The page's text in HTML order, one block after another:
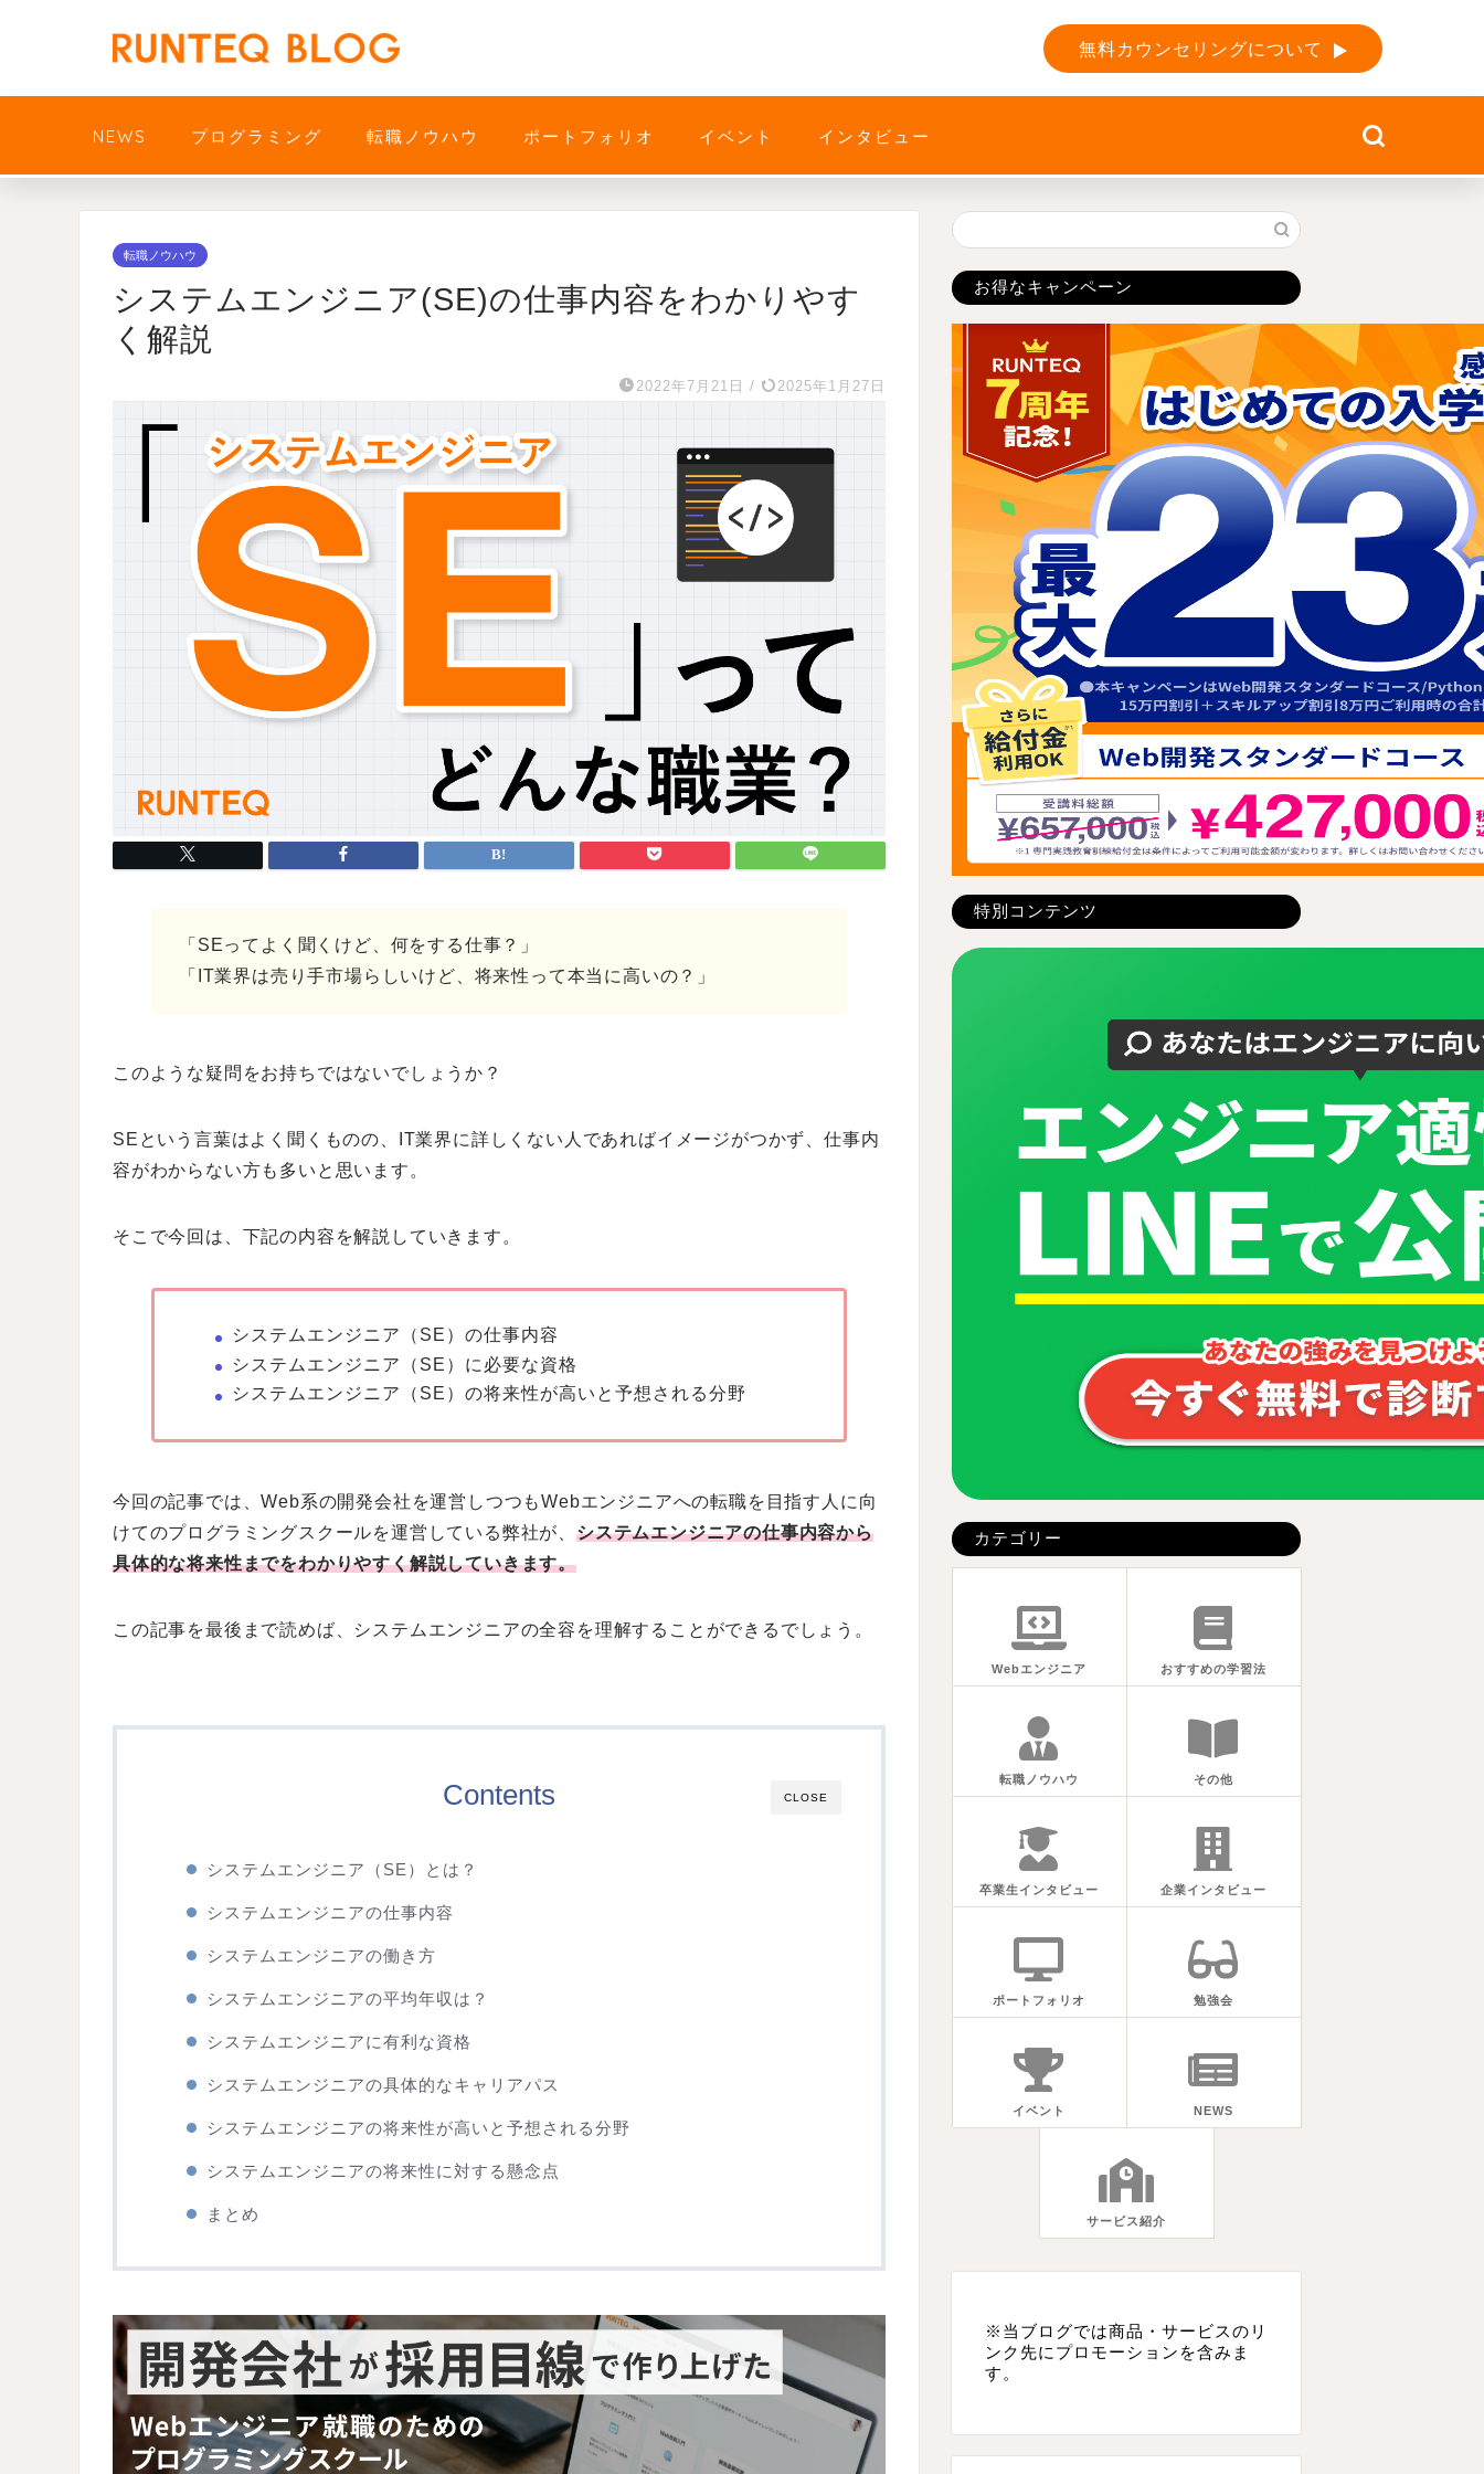
無料カウンセリングについて
NEWS プログラミング 転職ノウハウ ポートフォリオ イベント インタビュー
転職ノウハウ
システムエンジニア(SE)の仕事内容をわかりやす
く解説
2022年7月21日 / 2025年1月27日
「SEってよく聞くけど、何をする仕事？」
「IT業界は売り手市場らしいけど、将来性って本当に高いの？」
このような疑問をお持ちではないでしょうか？
SEという言葉はよく聞くものの、IT業界に詳しくない人であればイメージがつかず、仕事内
容がわからない方も多いと思います。
そこで今回は、下記の内容を解説していきます。
システムエンジニア（SE）の仕事内容
システムエンジニア（SE）に必要な資格
システムエンジニア（SE）の将来性が高いと予想される分野
今回の記事では、Web系の開発会社を運営しつつもWebエンジニアへの転職を目指す人に向
けてのプログラミングスクールを運営している弊社が、 システムエンジニアの仕事内容から
具体的な将来性までをわかりやすく解説していきます。
この記事を最後まで読めば、システムエンジニアの全容を理解することができるでしょう。
CLOSE
Contents
システムエンジニア（SE）とは？
システムエンジニアの仕事内容
システムエンジニアの働き方
システムエンジニアの平均年収は？
システムエンジニアに有利な資格
システムエンジニアの具体的なキャリアパス
システムエンジニアの将来性が高いと予想される分野
システムエンジニアの将来性に対する懸念点
まとめ
お得なキャンペーン
特別コンテンツ
カテゴリー
Webエンジニア おすすめの学習法
転職ノウハウ その他
卒業生インタビュー 企業インタビュー
ポートフォリオ 勉強会
イベント NEWS
サービス紹介
※当ブログでは商品・サービスのリ
ンク先にプロモーションを含みま
す。